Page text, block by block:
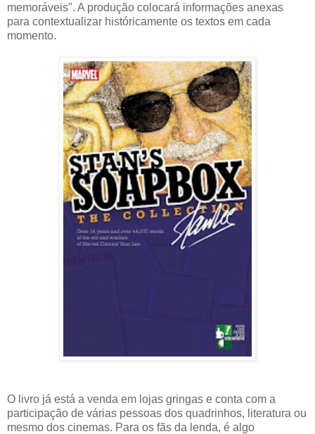
memoráveis". A produção colocará informações anexas
para contextualizar históricamente os textos em cada
momento.
O livro já está a venda em lojas gringas e conta com a
participação de várias pessoas dos quadrinhos, literatura ou
mesmo dos cinemas. Para os fãs da lenda, é algo